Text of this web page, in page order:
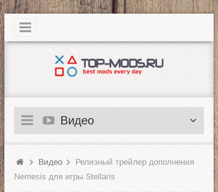
|
Видео
Видео
Релизный трейлер дополнения
Nemesis для игры Stellaris